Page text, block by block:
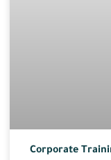
Corporate